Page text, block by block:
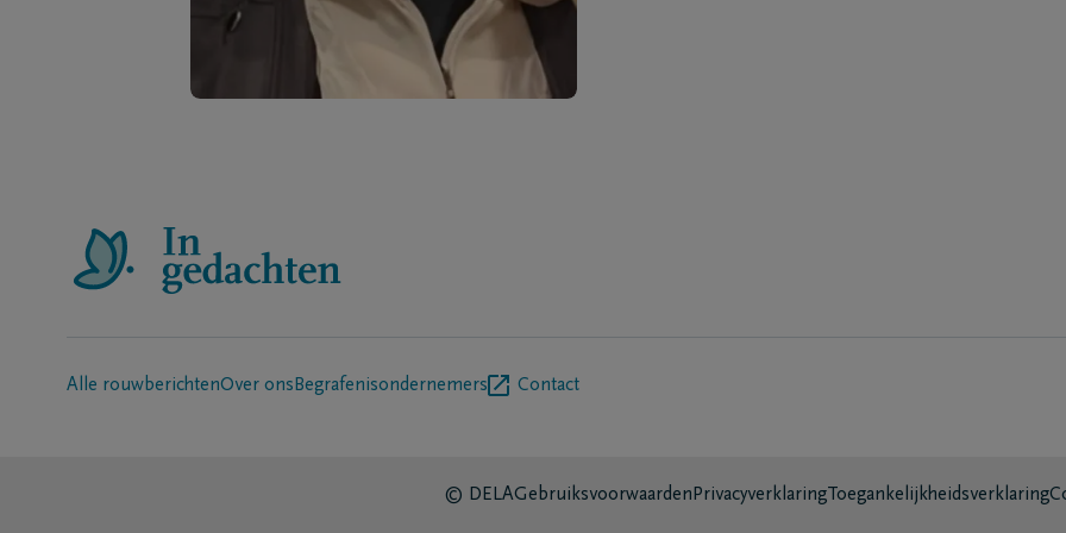
Alle rouwberichtenOver onsBegrafenisondernemers Contact
© DELAGebruiksvoorwaardenPrivacyverklaring Toegankelijkheidsverklaring